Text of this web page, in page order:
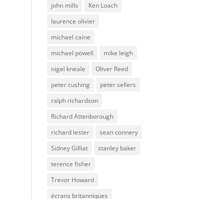
john mills
Ken Loach
laurence olivier
michael caine
michael powell
mike leigh
nigel kneale
Oliver Reed
peter cushing
peter sellers
ralph richardson
Richard Attenborough
richard lester
sean connery
Sidney Gilliat
stanley baker
terence fisher
Trevor Howard
écrans britanniques